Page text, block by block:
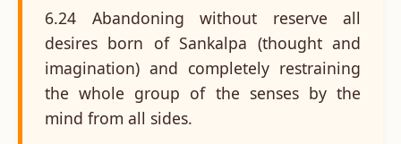
6.24 Abandoning without reserve all
desires born of Sankalpa (thought and
imagination) and completely restraining
the whole group of the senses by the
mind from all sides.